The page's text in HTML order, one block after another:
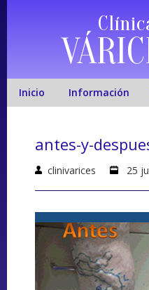
Inicio Información
antes-y-
clinivarices 25